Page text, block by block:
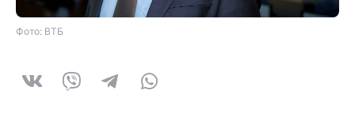
Фото: ВТБ